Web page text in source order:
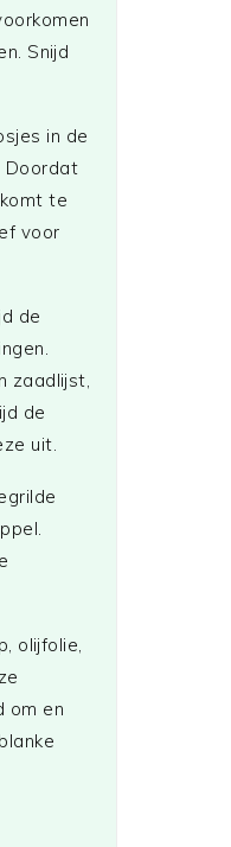
Snijd
in de
Doordat
te
voor
de
zaadlijst,
de
uit.
olijfolie,
om en